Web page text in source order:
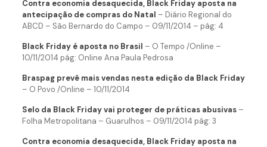
Contra economia desaquecida, Black Friday aposta na
antecipação de compras do Natal – Diário Regional do
ABCD – São Bernardo do Campo – 09/11/2014 – pág: 4
Black Friday é aposta no Brasil – O Tempo /Online –
10/11/2014 pág: Online Ana Paula Pedrosa
Braspag prevê mais vendas nesta edição da Black Friday
– O Povo /Online – 10/11/2014
Selo da Black Friday vai proteger de práticas abusivas–
Folha Metropolitana – Guarulhos – 09/11/2014 pág: 3
Contra economia desaquecida, Black Friday aposta na